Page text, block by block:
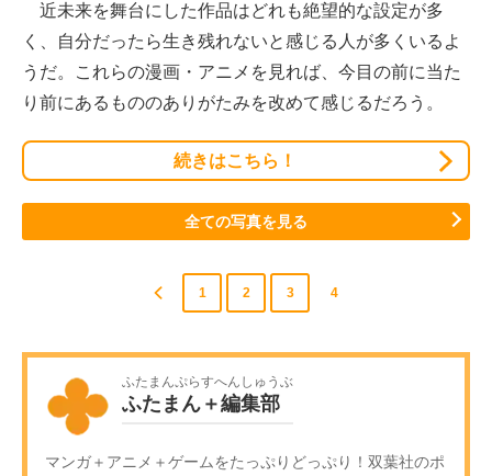
近未来を舞台にした作品はどれも絶望的な設定が多
く、自分だったら生き残れないと感じる人が多くいるよ
うだ。これらの漫画・アニメを見れば、今目の前に当た
り前にあるもののありがたみを改めて感じるだろう。
続きはこちら！
全ての写真を見る
1 2 3 4
ふたまんぷらすへんしゅうぶ
ふたまん＋編集部
マンガ＋アニメ＋ゲームをたっぷりどっぷり！双葉社のポ